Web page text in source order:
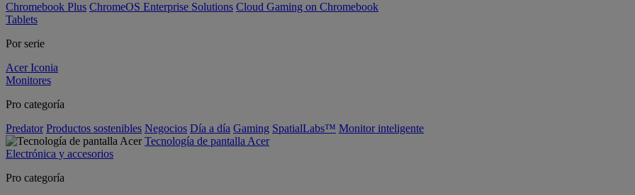
Chromebook Plus ChromeOS Enterprise Solutions Cloud Gaming on Chromebook
Tablets
Por serie
Acer Iconia
Monitores
Pro categoría
Predator Productos sostenibles Negocios Día a día Gaming SpatialLabs™ Monitor inteligente
Tecnología de pantalla Acer
Electrónica y accesorios
Pro categoría